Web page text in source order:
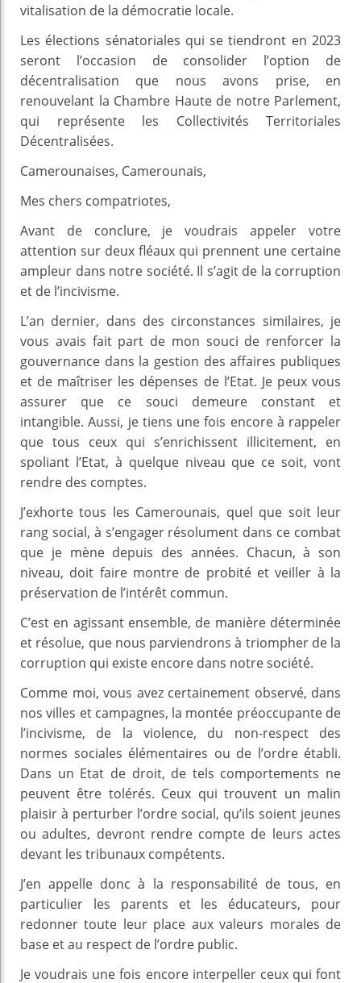
vitalisation de la démocratie locale.
Les élections sénatoriales qui se tiendront en 2023
seront l’occasion de consolider l’option de
décentralisation que nous avons prise, en
renouvelant la Chambre Haute de notre Parlement,
qui représente les Collectivités Territoriales
Décentralisées.
Camerounaises, Camerounais,
Mes chers compatriotes,
Avant de conclure, je voudrais appeler votre
attention sur deux fléaux qui prennent une certaine
ampleur dans notre société. Il s’agit de la corruption
et de l’incivisme.
L’an dernier, dans des circonstances similaires, je
vous avais fait part de mon souci de renforcer la
gouvernance dans la gestion des affaires publiques
et de maîtriser les dépenses de l’Etat. Je peux vous
assurer que ce souci demeure constant et
intangible. Aussi, je tiens une fois encore à rappeler
que tous ceux qui s’enrichissent illicitement, en
spoliant l’Etat, à quelque niveau que ce soit, vont
rendre des comptes.
J’exhorte tous les Camerounais, quel que soit leur
rang social, à s’engager résolument dans ce combat
que je mène depuis des années. Chacun, à son
niveau, doit faire montre de probité et veiller à la
préservation de l’intérêt commun.
C’est en agissant ensemble, de manière déterminée
et résolue, que nous parviendrons à triompher de la
corruption qui existe encore dans notre société.
Comme moi, vous avez certainement observé, dans
nos villes et campagnes, la montée préoccupante de
l’incivisme, de la violence, du non-respect des
normes sociales élémentaires ou de l’ordre établi.
Dans un Etat de droit, de tels comportements ne
peuvent être tolérés. Ceux qui trouvent un malin
plaisir à perturber l’ordre social, qu’ils soient jeunes
ou adultes, devront rendre compte de leurs actes
devant les tribunaux compétents.
J’en appelle donc à la responsabilité de tous, en
particulier les parents et les éducateurs, pour
redonner toute leur place aux valeurs morales de
base et au respect de l’ordre public.
Je voudrais une fois encore interpeller ceux qui font